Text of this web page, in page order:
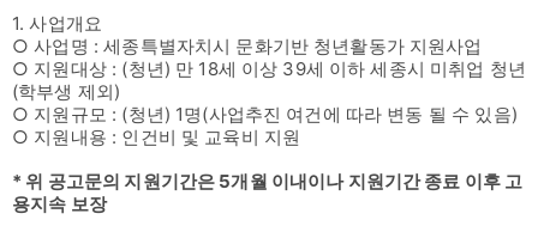
1. 사업개요
○ 사업명 : 세종특별자치시 문화기반 청년활동가 지원사업
○ 지원대상 : (청년) 만 18세 이상 39세 이하 세종시 미취업 청년
(학부생 제외)
○ 지원규모 : (청년) 1명(사업추진 여건에 따라 변동 될 수 있음)
○ 지원내용 : 인건비 및 교육비 지원
* 위 공고문의 지원기간은 5개월 이내이나 지원기간 종료 이후 고
용지속 보장